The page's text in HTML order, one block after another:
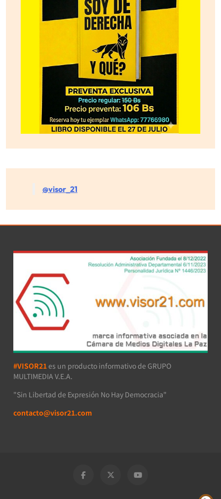
@visor_21
#VISOR21 es un producto informativo de GRUPO
MULTIMEDIA V.E.A.
"Sin Libertad de Expresión No Hay Democracia"
contacto@visor21.com